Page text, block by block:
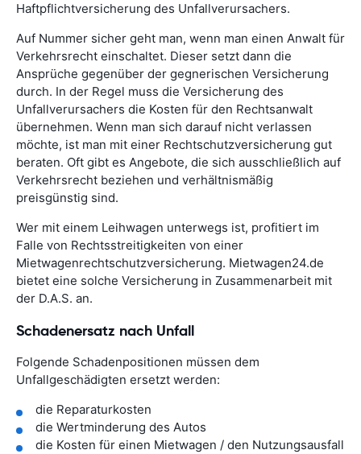
Haftpflichtversicherung des Unfallverursachers.
Auf Nummer sicher geht man, wenn man einen Anwalt für
Verkehrsrecht einschaltet. Dieser setzt dann die
Ansprüche gegenüber der gegnerischen Versicherung
durch. In der Regel muss die Versicherung des
Unfallverursachers die Kosten für den Rechtsanwalt
übernehmen. Wenn man sich darauf nicht verlassen
möchte, ist man mit einer Rechtschutzversicherung gut
beraten. Oft gibt es Angebote, die sich ausschließlich auf
Verkehrsrecht beziehen und verhältnismäßig
preisgünstig sind.
Wer mit einem Leihwagen unterwegs ist, profitiert im
Falle von Rechtsstreitigkeiten von einer
Mietwagenrechtschutzversicherung. Mietwagen24.de
bietet eine solche Versicherung in Zusammenarbeit mit
der D.A.S. an.
Schadenersatz nach Unfall
Folgende Schadenpositionen müssen dem
Unfallgeschädigten ersetzt werden:
die Reparaturkosten
die Wertminderung des Autos
die Kosten für einen Mietwagen / den Nutzungsausfall